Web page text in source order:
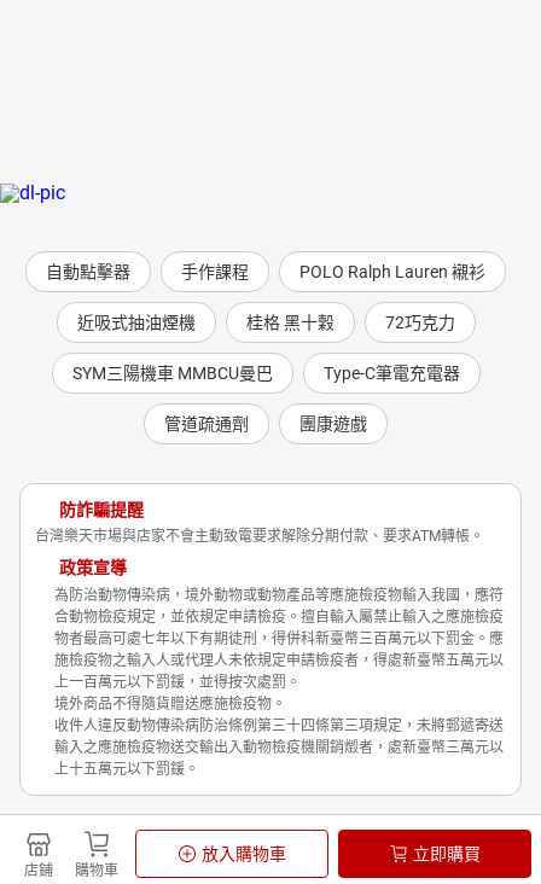
店鋪 購物車
放入購物車 立即購買
自動點擊器 手作課程 POLO Ralph Lauren 襯衫
近吸式抽油煙機 桂格 黑十穀 72巧克力
SYM三陽機車 MMBCU曼巴 Type-C筆電充電器
管道疏通劑 團康遊戲
防詐騙提醒
台灣樂天市場與店家不會主動致電要求解除分期付款、要求ATM轉帳。
政策宣導
為防治動物傳染病，境外動物或動物產品等應施檢疫物輸入我國，應符
合動物檢疫規定，並依規定申請檢疫。擅自輸入屬禁止輸入之應施檢疫
物者最高可處七年以下有期徒刑，得併科新臺幣三百萬元以下罰金。應
施檢疫物之輸入人或代理人未依規定申請檢疫者，得處新臺幣五萬元以
上一百萬元以下罰鍰，並得按次處罰。
境外商品不得隨貨贈送應施檢疫物。
收件人違反動物傳染病防治條例第三十四條第三項規定，未將郵遞寄送
輸入之應施檢疫物送交輸出入動物檢疫機關銷燬者，處新臺幣三萬元以
上十五萬元以下罰鍰。
Shopping is Entertainment!
非洲豬瘟政策宣導
隱私權政策
© Rakuten Group, Inc.